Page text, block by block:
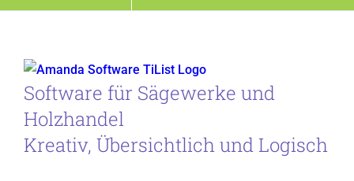
Software für Sägewerke und
Holzhandel
Kreativ, Übersichtlich und Logisch